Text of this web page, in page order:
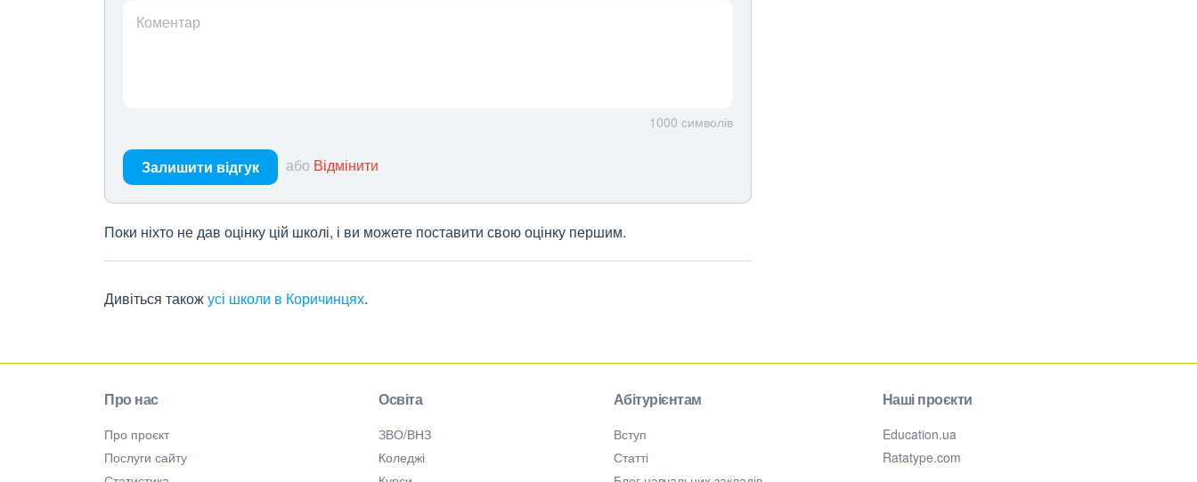
Коментар
1000 символів
Залишити відгук або Відмінити
Поки ніхто не дав оцінку цій школі, і ви можете поставити свою оцінку першим.
Дивіться такожусі школи в Коричинцях.
Про нас
Про проєкт
Послуги сайту
Освіта
ЗВО/ВНЗ
Коледжі
Абітурієнтам
Вступ
Статті
Наші проєкти
Education.ua
Ratatype.com